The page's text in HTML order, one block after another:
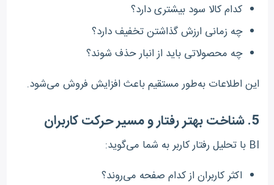
کدام کالا سود بیشتری دارد؟
چه زمانی ارزش گذاشتن تخفیف دارد؟
چه محصولاتی باید از انبار حذف شوند؟
این اطلاعات به‌طور مستقیم باعث افزایش فروش می‌شود.
5. شناخت بهتر رفتار و مسیر حرکت کاربران
BI با تحلیل رفتار کاربر به شما می‌گوید:
اکثر کاربران از کدام صفحه می‌روند؟